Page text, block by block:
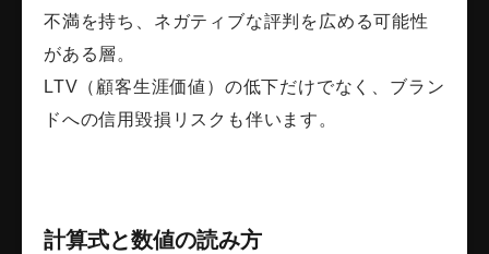
不満を持ち、ネガティブな評判を広める可能性
がある層。
LTV（顧客生涯価値）の低下だけでなく、ブラン
ドへの信用毀損リスクも伴います。
計算式と数値の読み方